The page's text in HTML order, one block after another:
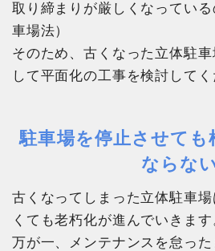
取り締まりが厳しくなってい
車場法）
そのため、古くなった立体駐
して平面化の工事を検討してく
駐車場を停止させても
ならな
古くなってしまった立体駐車
くても老朽化が進んでいきます
万が一、メンテナンスを怠っ